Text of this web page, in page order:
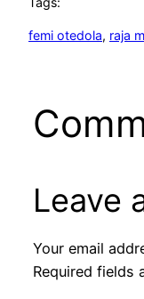
femi otedola, raja
Leave
Your email
Required fields